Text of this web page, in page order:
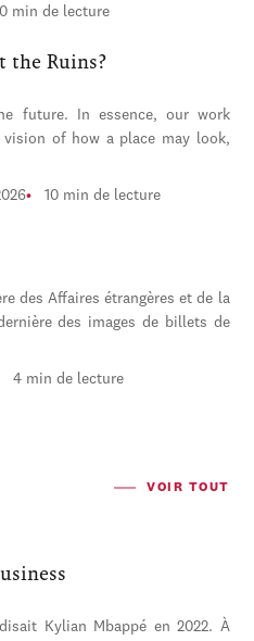
min de lecture
the Ruins?
future. In essence, our work
of how a place may look,
10 min de lecture
des Affaires étrangères et de la
des images de billets de
4 min de lecture
VOIR TOUT
Kylian Mbappé en 2022. À